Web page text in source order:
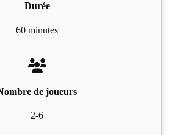
Durée
60 minutes
de joueurs
2-6